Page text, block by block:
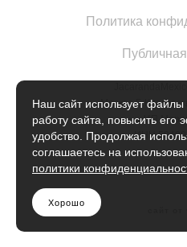
Политика
Москва
ИП
ИНН
Наш сайт использует файлы
работу сайта, повысить его
удобство. Продолжая
соглашаетесь на
политики
Хорошо